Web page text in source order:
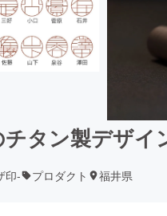
タン製デザ
印- プロダクト 福井県